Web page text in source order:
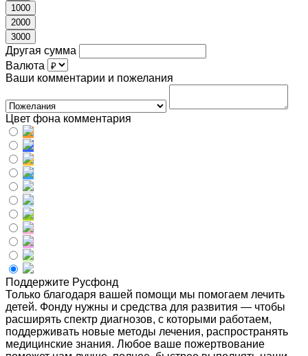
1000
2000
3000
Другая сумма
Валюта
Ваши комментарии и пожелания
Цвет фона комментария
Поддержите Русфонд
Только благодаря вашей помощи мы помогаем лечить
детей. Фонду нужны и средства для развития — чтобы
расширять спектр диагнозов, с которыми работаем,
поддерживать новые методы лечения, распространять
медицинские знания. Любое ваше пожертвование